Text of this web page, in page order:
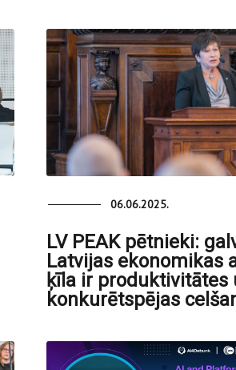
06.06.2025.
LV PEAK pētnieki:
Latvijas ekonomikas
ķīla ir produktivitātes
konkurētspējas